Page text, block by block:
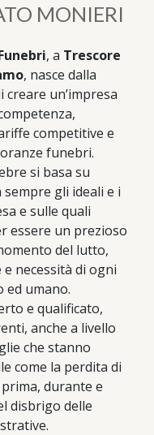
MONIERI
, a Trescore
, nasce dalla
creare un’impresa
competitive e
funebri.
si basa su
sempre gli ideali e i
e sulle quali
essere un prezioso
del lutto,
necessità di ogni
ed umano.
e qualificato,
anche a livello
che stanno
come la perdita di
durante e
disbrigo delle